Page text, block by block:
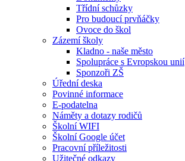
Třídní schůzky
Pro budoucí prvňáčky
Ovoce do škol
Zázemí školy
Kladno - naše město
Spolupráce s Evropskou unií
Sponzoři ZŠ
Úřední deska
Povinné informace
E-podatelna
Náměty a dotazy rodičů
Školní WIFI
Školní Google účet
Pracovní příležitosti
Užitečné odkazy